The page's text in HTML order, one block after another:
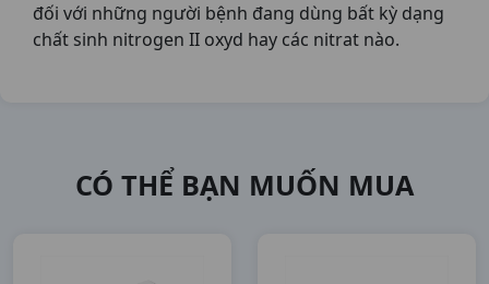
đối với những người bệnh đang dùng bất kỳ dạng
chất sinh nitrogen II oxyd hay các nitrat nào.
CÓ THỂ BẠN MUỐN MUA